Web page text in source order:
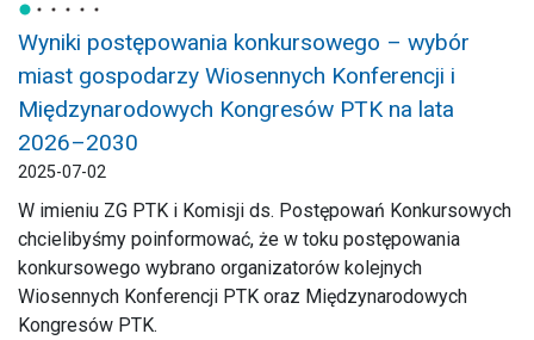
Wyniki postępowania konkursowego – wybór
miast gospodarzy Wiosennych Konferencji i
Międzynarodowych Kongresów PTK na lata
2026–2030
2025-07-02
W imieniu ZG PTK i Komisji ds. Postępowań Konkursowych
chcielibyśmy poinformować, że w toku postępowania
konkursowego wybrano organizatorów kolejnych
Wiosennych Konferencji PTK oraz Międzynarodowych
Kongresów PTK.